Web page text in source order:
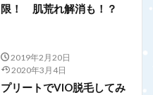
限！ 肌荒れ解消も！？
2019年2月20日
2020年3月4日
プリートでVIO脱毛してみ